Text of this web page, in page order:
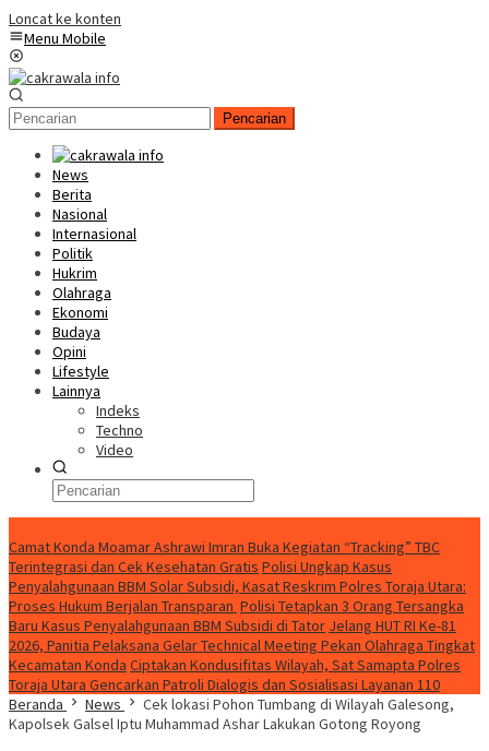
Loncat ke konten
Menu Mobile
Pencarian
News
Berita
Nasional
Internasional
Politik
Hukrim
Olahraga
Ekonomi
Budaya
Opini
Lifestyle
Lainnya
Indeks
Techno
Video
Camat Konda Moamar Ashrawi Imran Buka Kegiatan “Tracking” TBC
Terintegrasi dan Cek Kesehatan Gratis Polisi Ungkap Kasus
Penyalahgunaan BBM Solar Subsidi, Kasat Reskrim Polres Toraja Utara:
Proses Hukum Berjalan Transparan Polisi Tetapkan 3 Orang Tersangka
Baru Kasus Penyalahgunaan BBM Subsidi di Tator Jelang HUT RI Ke-81
2026, Panitia Pelaksana Gelar Technical Meeting Pekan Olahraga Tingkat
Kecamatan Konda Ciptakan Kondusifitas Wilayah, Sat Samapta Polres
Toraja Utara Gencarkan Patroli Dialogis dan Sosialisasi Layanan 110
Beranda
News
Cek lokasi Pohon Tumbang di Wilayah Galesong,
Kapolsek Galsel Iptu Muhammad Ashar Lakukan Gotong Royong